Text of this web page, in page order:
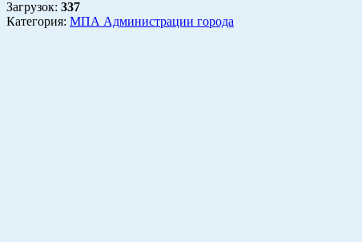
Загрузок: 337
Категория: МПА Администрации города